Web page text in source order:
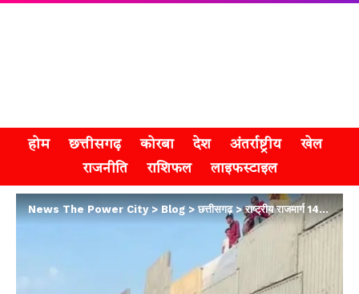
होम छत्तीसगढ़ कोरबा देश अंतर्राष्ट्रीय
खेल
राजनीति
राशिफल लाइफस्टाइल
News The Power City>Blog>छत्तीसगढ़>राष्ट्रीय राजमार्ग 149 बी निर्माण में लापरवाही, ट्रेलर पर गिरा आरई वाल पैनल, हादसे से बचा चालक